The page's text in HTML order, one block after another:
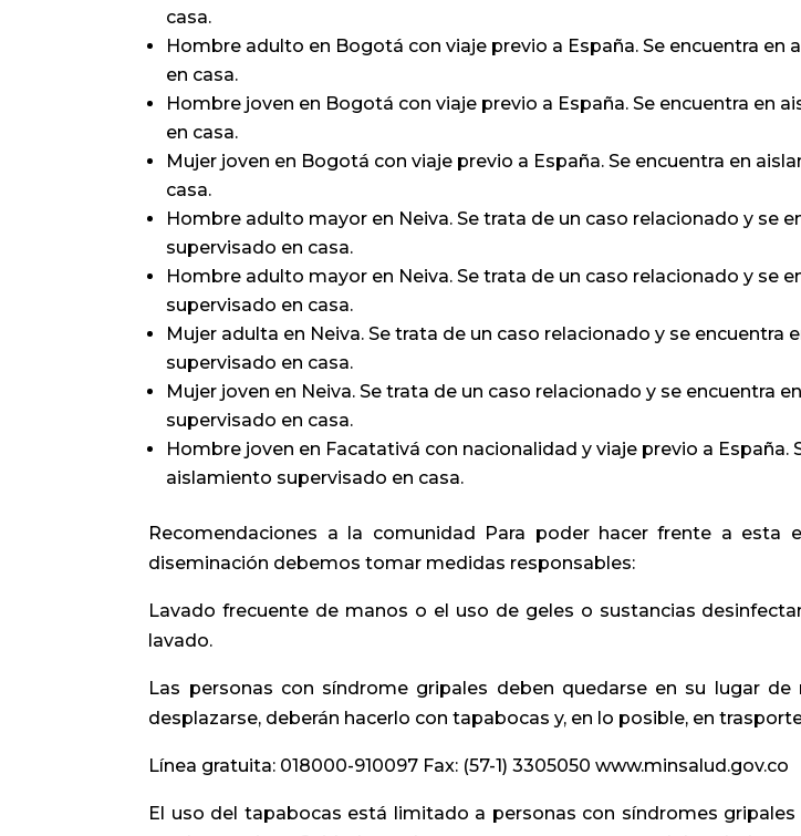
casa.
Hombre adulto en Bogotá con viaje previo a España. Se encuentra en
en casa.
Hombre joven en Bogotá con viaje previo a España. Se encuentra en
en casa.
Mujer joven en Bogotá con viaje previo a España. Se encuentra en
casa.
Hombre adulto mayor en Neiva. Se trata de un caso relacionado y se
supervisado en casa.
Hombre adulto mayor en Neiva. Se trata de un caso relacionado y se
supervisado en casa.
Mujer adulta en Neiva. Se trata de un caso relacionado y se encuentra
supervisado en casa.
Mujer joven en Neiva. Se trata de un caso relacionado y se encuentra
supervisado en casa.
Hombre joven en Facatativá con nacionalidad y viaje previo a España.
aislamiento supervisado en casa.
Recomendaciones a la comunidad Para poder hacer frente a esta
diseminación debemos tomar medidas responsables:
Lavado frecuente de manos o el uso de geles o sustancias
lavado.
Las personas con síndrome gripales deben quedarse en su lugar de
desplazarse, deberán hacerlo con tapabocas y, en lo posible, en
Línea gratuita: 018000-910097 Fax: (57-1) 3305050 www.minsalud.gov.co
El uso del tapabocas está limitado a personas con síndromes